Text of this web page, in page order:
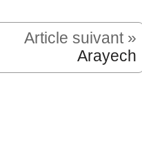
Article suivant »
Arayech